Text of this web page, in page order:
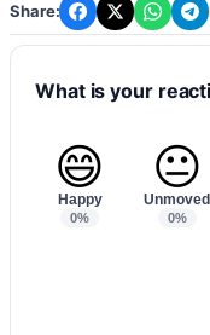
Share:
What is your
😄
Happy
0%
😐
Unmoved
0%